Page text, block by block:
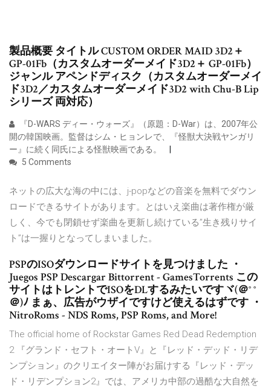
製品概要 タイトル CUSTOM ORDER MAID 3D2＋
GP-01Fb（カスタムオーダーメイド3D2＋ GP-01Fb）
ジャンル アペンドディスク（カスタムオーダーメイ
ド3D2／カスタムオーダーメイド3D2 with Chu-B Lip
シリーズ 両対応）
『D-WARS ディー・ウォーズ』（原題：D-War）は、2007年公
開の韓国映画。監督はシム・ヒョンレで、『怪獣大決戦ヤンガリ
ー』に続く同氏による怪獣映画である。
5 Comments
ネットの広大な海の中には、j-popなどの音楽を無料でダウン
ロードできるサイトがあります。とはいえ楽曲は著作権が厳
しく、今でも閉鎖せず楽曲を更新し続けている”生き残りサイ
ト”は一握りとなってしまいました。
PSPのISOダウンロードサイトを見つけました ・
Juegos PSP Descargar Bittorrent - GamesTorrents この
サイトはトレントでISOをDLするみたいですヾ(＠° °
＠)ﾉ まぁ、広告がウザイですけど使えるはずです ・
NitroRoms - NDS Roms, PSP Roms, and More!
The official home of Rockstar Games Red Dead Redemption
2 『グランド・セフト・オートV』と『レッド・デッド・リデ
ンプション』のクリエイター陣がお届けする『レッド・デッ
ド・リデンプション2』では、アメリカ中部の過酷な大自然を